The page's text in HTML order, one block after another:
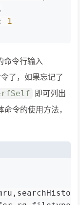
,
1
命令行输入
了，如果忘记了
即可列出
令的使用方法，